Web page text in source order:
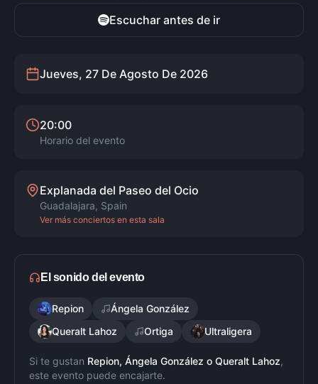
Escuchar antes de ir
Jueves, 27 De Agosto De 2026
20:00
Horario del evento
Explanada del Paseo del Ocio
Guadalajara, Spain
Ver más conciertos en esta sala
El sonido del evento
Repion
Ángela González
Queralt Lahoz
Ortiga Ultraligera
Si te gustan Repion, Ángela González o Queralt Lahoz,
este evento puede encajarte.